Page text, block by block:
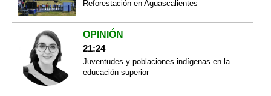
Reforestación en Aguascalientes
OPINIÓN
21:24
Juventudes y poblaciones indígenas en la
educación superior